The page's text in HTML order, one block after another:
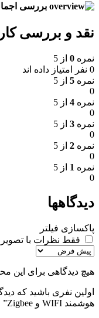
بررسی
نقد و بررسی
نمره 0 از 5
0 نفر امتیاز داده اند
نمره 5 از 5
0
نمره 4 از 5
0
نمره 3 از 5
0
نمره 2 از 5
0
نمره 1 از 5
0
دیدگاهها
پاکسازی فیلتر
فقط نظرات با
هیچ دیدگاهی برای این
اولین نفری باشید که
هوشمند WIFI و Zigbee”